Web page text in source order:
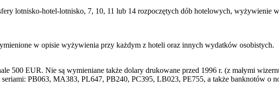
lotnisko-hotel-lotnisko, 7, 10, 11 lub 14 rozpoczętych dób hotelowych, wyżywienie
w opisie wyżywienia przy każdym z hoteli oraz innych wydatków osobistych.
500 EUR. Nie są wymieniane także dolary drukowane przed 1996 r. (z małymi
PB063, MA383, PL647, PB240, PC395, LB023, PE755, a także banknotów o